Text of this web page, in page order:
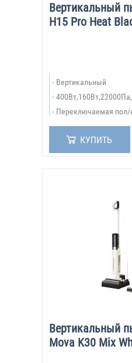
Вертикальный
H15 Pro Heat
Вертикальный
Переключаемая пол/
КУПИТЬ
Вертикальный
Mova K30 Mix